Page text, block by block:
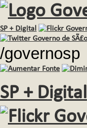
SP + Digital
/governosp
SP + Digital